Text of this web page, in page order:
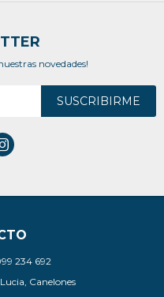
234 692
Canelones
novedades!
SUSCRIBIRME